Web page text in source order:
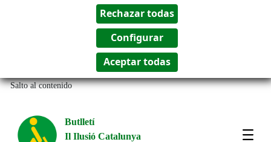
Salto al contenido
Butlletí
Il Ilusió Catalunya